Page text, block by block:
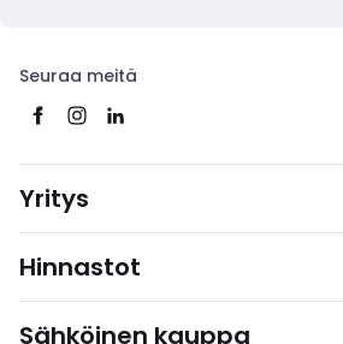
Seuraa meitä
Yritys
Hinnastot
Sähköinen kauppa